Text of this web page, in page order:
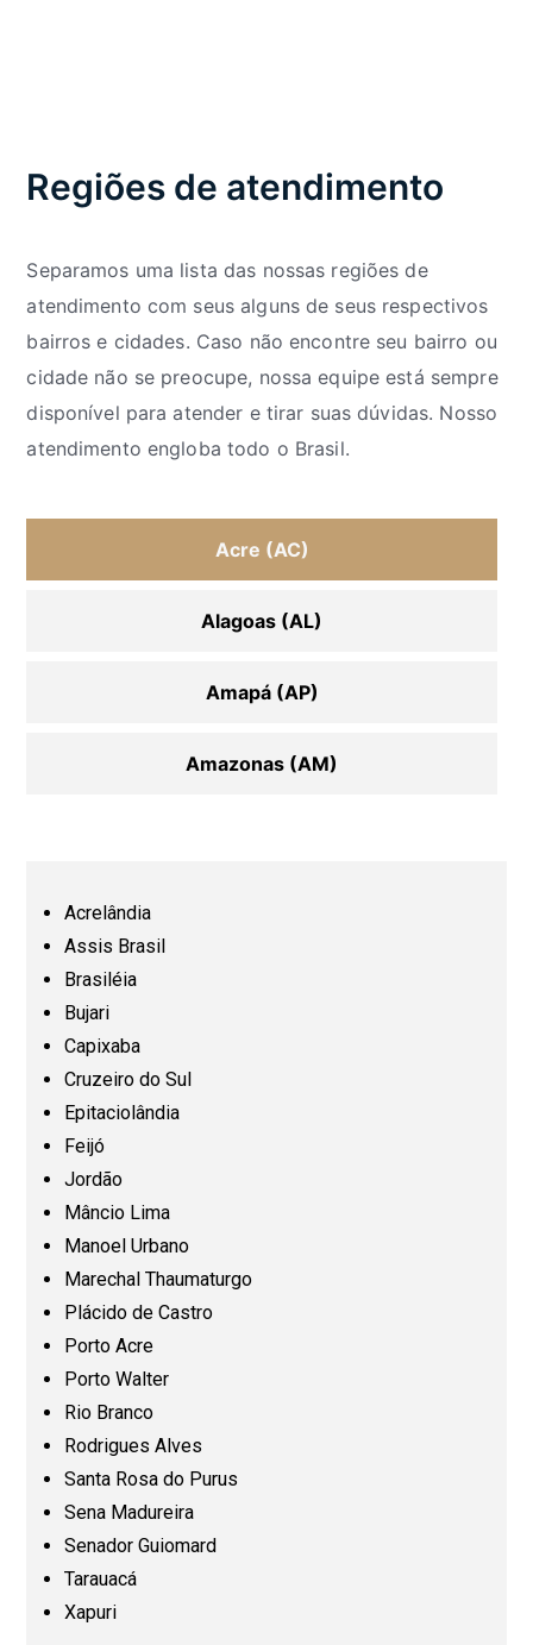
Regiões de atendimento
Separamos uma lista das nossas regiões de
atendimento com seus alguns de seus respectivos
bairros e cidades. Caso não encontre seu bairro ou
cidade não se preocupe, nossa equipe está sempre
disponível para atender e tirar suas dúvidas. Nosso
atendimento engloba todo o Brasil.
Acre (AC)
Alagoas (AL)
Amapá (AP)
Amazonas (AM)
Paraíba (PB)
Paraná (PR)
Acrelândia
Assis Brasil
Brasiléia
Bujari
Capixaba
Cruzeiro do Sul
Epitaciolândia
Feijó
Jordão
Mâncio Lima
Manoel Urbano
Marechal Thaumaturgo
Plácido de Castro
Porto Acre
Porto Walter
Rio Branco
Rodrigues Alves
Santa Rosa do Purus
Sena Madureira
Senador Guiomard
Tarauacá
Xapuri